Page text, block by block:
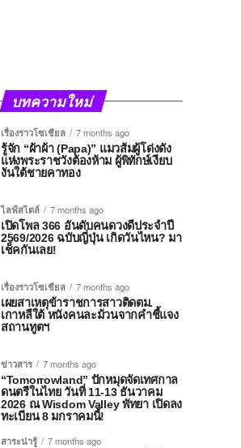
บทความใหม่
เรื่องราวโซเชียล
7 months ago
รู้จัก “ผ้าผ้า (Papa)” แมวส้มผู้โด่งดัง
แห่งพระราชวังต้องห้าม ผู้พิทักษ์เงียบ
งันใต้ชายคาทอง
ไลฟ์สไตล์
7 months ago
เปิดโพล 366 อันดับคนดวงดีประจำปี
2569/2026 ฉบับญี่ปุ่น เกิดวันไหน? มา
เช็คกันเลย!
เรื่องราวโซเชียล
7 months ago
เผยสาเหตุข้าราชการสาวติดตม.
เกาหลีใต้ หนังคนละม้วนจากคำชี้แจง
สถานทูตฯ
ข่าวสาร
7 months ago
“Tomorrowland” ปักหมุดจัดเทศกาล
ดนตรีในไทย วันที่ 11-13 ธันวาคม
2026 ณ Wisdom Valley พัทยา เปิดลง
ทะเบียน 8 มกราคมนี้!
สาระน่ารู้
7 months ago